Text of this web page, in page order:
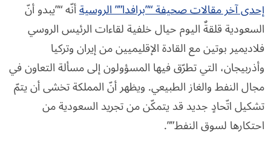
إحدى آخر مقالات صحيفة “”برافدا”” الروسيةأنّه “”يبدو أنّ
السعودية قلقةٌ اليوم حيال خلفية لقاءات الرئيس الروسي
فلاديمير بوتين مع القادة الإقليميين من إيران وتركيا
وأذربيجان، التي تطرّق فيها المسؤولون إلى مسألة التعاون في
مجال النفط والغاز الطبيعي. ويظهر أنّ المملكة تخشى أن يتمّ
تشكيل اتّحادٍ جديد قد يتمكّن من تجريد السعودية من
احتكارها لسوق النفط””.